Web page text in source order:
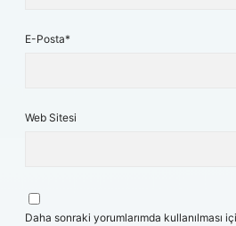
E-Posta*
Web Sitesi
Daha sonraki yorumlarımda kullanılması